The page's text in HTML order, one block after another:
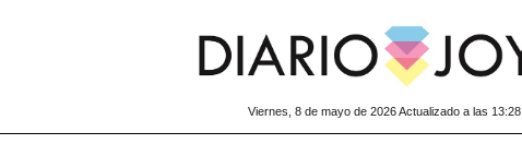
viernes, 8 de mayo de 2026 Actualizado a las 13:28